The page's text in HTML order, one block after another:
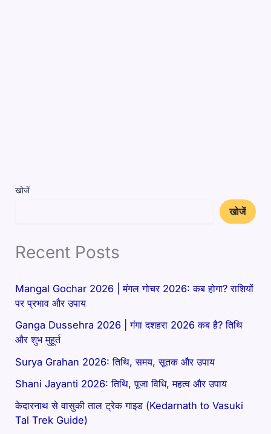
खोजें
खोजें
Recent Posts
Mangal Gochar 2026 | मंगल गोचर 2026: कब होगा? राशियों
पर प्रभाव और उपाय
Ganga Dussehra 2026 | गंगा दशहरा 2026 कब है? तिथि
और शुभ मुहूर्त
Surya Grahan 2026: तिथि, समय, सूतक और उपाय
Shani Jayanti 2026: तिथि, पूजा विधि, महत्व और उपाय
केदारनाथ से वासुकी ताल ट्रेक गाइड (Kedarnath to Vasuki
Tal Trek Guide)